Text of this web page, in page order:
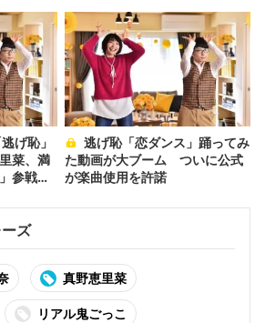
い」「真野ちゃんもさすが」
菜、満
参戦に
らも参
た動画が大ブーム ついに公式
が楽曲使用を許諾
ズ
真野恵里菜
リアル鬼ごっこ